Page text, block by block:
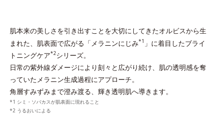
肌本来の美しさを引き出すことを大切にしてきたオルビスから生
まれた、 肌表面で広がる「メラニンにじみ*1 」に着目したブライ
トニングケア*2シリーズ。
日常の紫外線ダメージにより刻々と広がり続け、肌の透明感を奪
っていたメラニン生成過程にアプローチ。
角層すみずみまで澄み渡る、輝き透明肌へ導きます。
シミ・ソバカスが肌表面に現れること
うるおいによる